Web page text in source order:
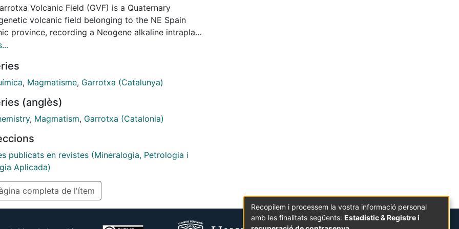
Volcanic Field (GVF) is a Quaternary
volcanic field belonging to the NE Spain
province, recording a Neogene alkaline intraplate
activity consequence of the rift-type
since late Oligocene.
, Magmatisme, Garrotxa (Catalunya)
(anglès)
, Magmatism, Garrotxa (Catalonia)
publicats en revistes (Mineralogia, Petrologia i
Aplicada)
completa de l'ítem
Recopilem i processem la vostra informació personal
amb les finalitats següents: Estadístic & Registre i